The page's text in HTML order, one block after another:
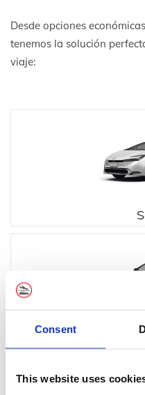
Consent
This website uses
Desde opciones
tenemos la solución
viaje: